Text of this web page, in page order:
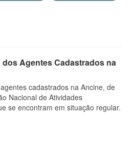
Agentes Cadastrados na
cadastrados na Ancine, de
Nacional de Atividades
se encontram em situação regular.